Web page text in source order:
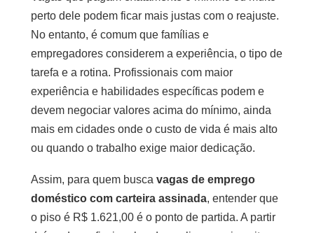
perto dele podem ficar mais justas com o reajuste.
No entanto, é comum que famílias e
empregadores considerem a experiência, o tipo de
tarefa e a rotina. Profissionais com maior
experiência e habilidades específicas podem e
devem negociar valores acima do mínimo, ainda
mais em cidades onde o custo de vida é mais alto
ou quando o trabalho exige maior dedicação.
Assim, para quem busca vagas de emprego
doméstico com carteira assinada, entender que
o piso é R$ 1.621,00 é o ponto de partida. A partir